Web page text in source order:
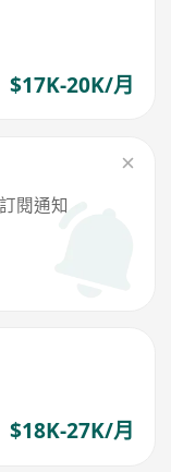
$17K-20K/月
閱通知
$18K-27K/月